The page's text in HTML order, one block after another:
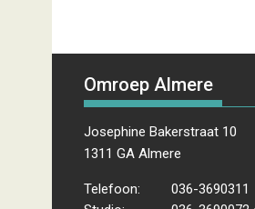
Omroep Almere
Josephine Bakerstraat 10
1311 GA Almere
Telefoon:
036-3690311